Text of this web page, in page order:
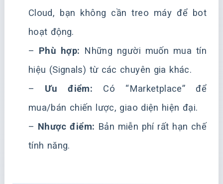
Cloud, bạn không cần treo máy để bot
hoạt động.
– Phù hợp: Những người muốn mua tín
hiệu (Signals) từ các chuyên gia khác.
– Ưu điểm: Có “Marketplace” để
mua/bán chiến lược, giao diện hiện đại.
– Nhược điểm: Bản miễn phí rất hạn chế
tính năng.